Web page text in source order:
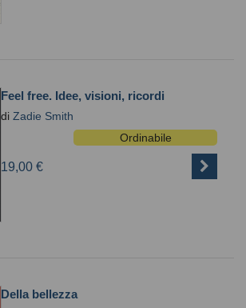
Feel free. Idee, visioni, ricordi
di Zadie Smith
Ordinabile
19,00 €
Della bellezza